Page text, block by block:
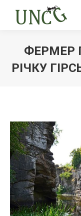
ФЕРМЕР
РІЧКУ